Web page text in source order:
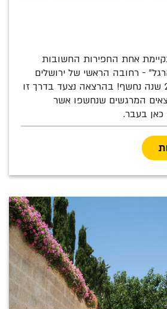
אחת החפירות החשובות
- רחובה הראשי של ירושלים
הקדומה מלפני 2000 שנה נחשף! בהרצאה נצעד בדרך זו
המרגשים שנחשפו אשר
בעבר.